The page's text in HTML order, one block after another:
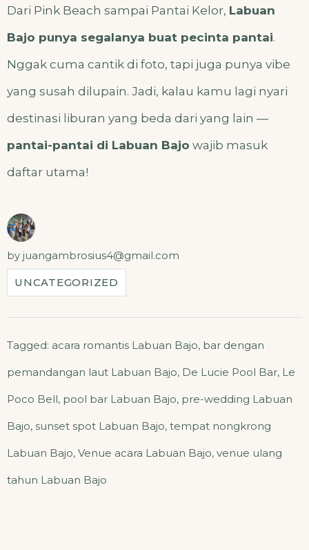
Dari Pink Beach sampai Pantai Kelor, Labuan
Bajo punya segalanya buat pecinta pantai.
Nggak cuma cantik di foto, tapi juga punya vibe
yang susah dilupain. Jadi, kalau kamu lagi nyari
destinasi liburan yang beda dari yang lain —
pantai-pantai di Labuan Bajo wajib masuk
daftar utama!
by juangambrosius4@gmail.com
UNCATEGORIZED
Tagged: acara romantis Labuan Bajo, bar dengan
pemandangan laut Labuan Bajo, De Lucie Pool Bar, Le
Poco Bell, pool bar Labuan Bajo, pre-wedding Labuan
Bajo, sunset spot Labuan Bajo, tempat nongkrong
Labuan Bajo, Venue acara Labuan Bajo, venue ulang
tahun Labuan Bajo